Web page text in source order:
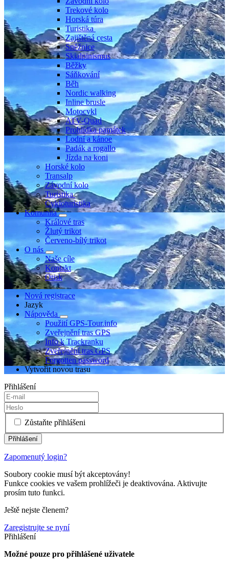
Trekové kolo
Horská túra
Turistika
Zajištěná cesta
Sněžnice
Skialpinismus
Běžky
Sáňkování
Běh
Nordic walking
Inline brusle
Motocykl
ATV-Quad
Prohlídka památek
Lodní a kánoe
Padák a rogallo
Jízda na koni
Horské kolo
Transalp
Závodní kolo
Turistika
Cykloturistika
Komunita
Králové tras
Žlutý trikot
Červeno-bílý trikot
O nás
Naše cíle
Kontakt
Otisk
Nová registrace
Jazyk
Nápověda
Použití GPS-Tour.info
Zveřejnění tras GPS
Info k Trackranku
Zveřejnění tras GPS
Forgotten password
Vytvořit novou trasu
Přihlášení
Zůstaňte přihlášeni
Zapomenutý login?
Soubory cookie musí být akceptovány!
Funkce cookies ve vašem prohlížeči je deaktivována. Aktivujte
prosím tuto funkci.
Ještě nejste členem?
Zaregistrujte se nyní
Přihlášení
Možné pouze pro přihlášené uživatele